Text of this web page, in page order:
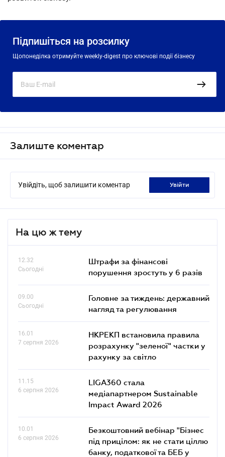
Підпишіться на розсилку
Щопонеділка отримуйте weekly-digest про ключові події бізнесу
Залиште коментар
Увійдіть, щоб залишити коментар увійти
На цю ж тему
12.32
Сьогодні
Штрафи за фінансові
порушення зростуть у 6 разів
09.00
Сьогодні
Головне за тиждень: державний
нагляд та регулювання
16.01
7 серпня 2026
НКРЕКП встановила правила
розрахунку "зеленої" частки у
рахунку за світло
11.15
6 серпня 2026
LIGA360 стала
медіапартнером Sustainable
Impact Award 2026
10.01
6 серпня 2026
Безкоштовний вебінар "Бізнес
під прицілом: як не стати ціллю
банку, податкової та БЕБ у